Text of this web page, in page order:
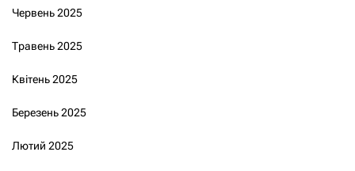
Червень 2025
Травень 2025
Квітень 2025
Березень 2025
Лютий 2025